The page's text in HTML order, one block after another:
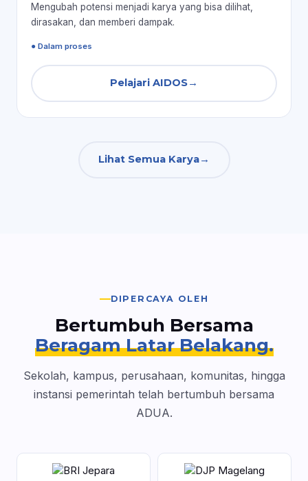
Mengubah potensi menjadi karya yang bisa dilihat,
dirasakan, dan memberi dampak.
● Dalam proses
Pelajari AIDOS→
Lihat Semua Karya→
DIPERCAYA OLEH
Bertumbuh Bersama
Beragam Latar Belakang.
Sekolah, kampus, perusahaan, komunitas, hingga
instansi pemerintah telah bertumbuh bersama
ADUA.